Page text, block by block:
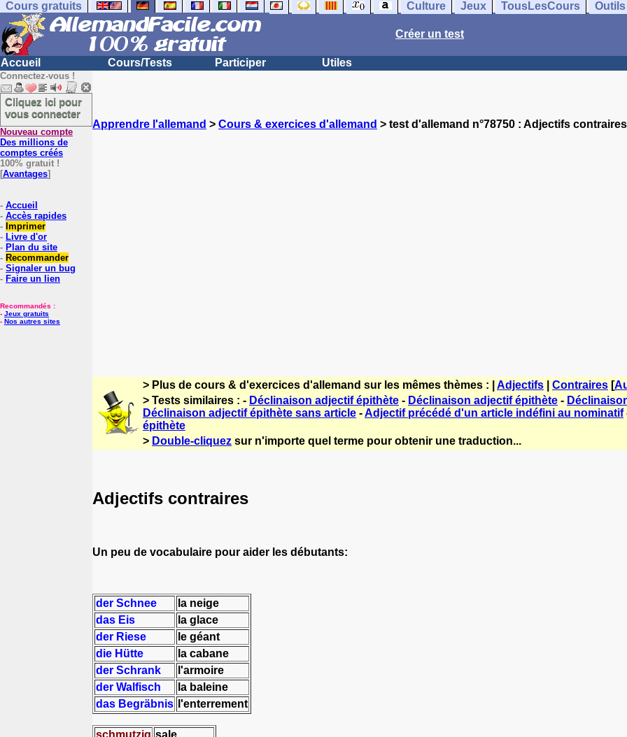
Cours gratuits Culture Jeux TousLesCours Outils
Créer un test
Accueil Cours/Tests Participer Utiles
Connectez-vous !
Cliquez ici pour
vous connecter
Nouveau compte
Des millions de
comptes créés
100% gratuit !
[Avantages]
- Accueil
- Accès rapides
- Imprimer
- Livre d'or
- Plan du site
- Recommander
- Signaler un bug
- Faire un lien
Recommandés :
- Jeux gratuits
- Nos autres sites
Apprendre l'allemand > Cours & exercices d'allemand > test d'allemand n°78750 : Adjectifs contraires
> Plus de cours & d'exercices d'allemand sur les mêmes thèmes : | Adjectifs Contraires [
> Tests similaires : - Déclinaison adjectif épithète - Déclinaison adjectif épithète -
Déclinaison adjectif épithète sans article -Adjectif précédé d'un article indéfini au nominatif
épithète
> Double-cliquez sur n'importe quel terme pour obtenir une traduction...
Adjectifs contraires
Un peu de vocabulaire pour aider les débutants:
der Schnee
la neige
das Eis
la glace
der Riese
le géant
die Hütte
la cabane
der Schrank
l'armoire
der Walfisch
la baleine
das Begräbnis l'enterrement
schmutzig sale